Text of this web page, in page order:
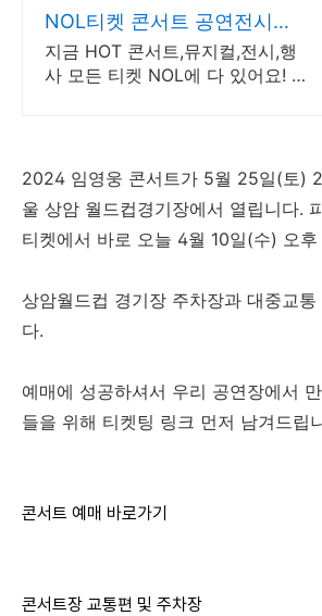
NOL티켓 콘서트 공연전시
~55% 할인
지금 HOT 콘서트,뮤지컬,전시,행
사 모든 티켓 NOL에 다 있어요! 콘
2024 임영웅 콘서트가 5월 25일(토)
울 상암 월드컵경기장에서 열립니다.
티켓에서 바로 오늘 4월 10일(수) 오
상암월드컵 경기장 주차장과 대중교
다.
예매에 성공하셔서 우리 공연장에서
들을 위해 티켓팅 링크 먼저 남겨드립
콘서트 예매 바로가기
콘서트장 교통편 및 주차장